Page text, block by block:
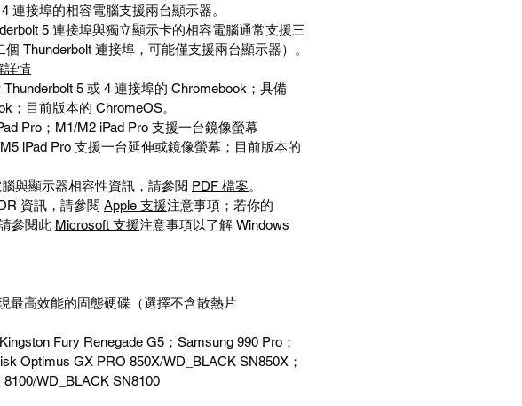
連接埠的相容電腦支援兩台顯示器。
5 連接埠與獨立顯示卡的相容電腦通常支援三
個 Thunderbolt 連接埠，可能僅支援兩台顯示器）。
詳情
Thunderbolt 5 或 4 連接埠的 Chromebook ；具備
；目前版本的 ChromeOS。
Pro ； M1/M2 iPad Pro 支援一台鏡像螢幕
iPad Pro 支援一台延伸或鏡像螢幕；目前版本的
腦與顯示器相容性資訊，請參閱 PDF 檔案。
資訊，請參閱 Apple 支援注意事項；若你的
請參閱此 Microsoft 支援注意事項以了解 Windows
最高效能的固態硬碟（選擇不含散熱片
Kingston Fury Renegade G5 ； Samsung 990 Pro ；
Optimus GX PRO 850X/WD_BLACK SN850X ；
WD_BLACK SN8100